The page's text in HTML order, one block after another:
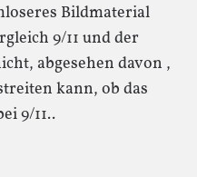
Bildmaterial
9/11 und der
abgesehen davon ,
kann, ob das
9/11..